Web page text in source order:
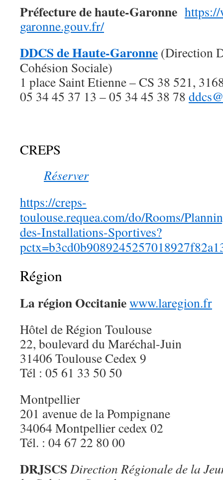
Préfecture de haute-Garonne
garonne.gouv.fr/
DDCS de Haute-Garonne (Direction
Cohésion Sociale)
1 place Saint Etienne – CS 38 521,
05 34 45 37 13 – 05 34 45 38 78
CREPS
Réserver
https://creps-
toulouse.requea.com/do/Rooms/
des-Installations-Sportives?
Région
La région Occitaniewww.laregion.fr
Hôtel de Région Toulouse
22, boulevard du Maréchal-Juin
31406 Toulouse Cedex 9
Tél : 05 61 33 50 50
Montpellier
201 avenue de la Pompignane
34064 Montpellier cedex 02
Tél. : 04 67 22 80 00
DRJSCS Direction Régionale de la